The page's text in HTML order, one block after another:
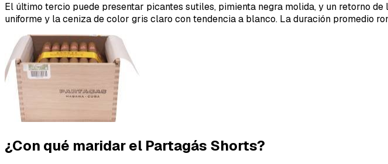
El último tercio puede presentar picantes sutiles, pimienta negra molida, y un retorno
uniforme y la ceniza de color gris claro con tendencia a blanco. La duración promedio
¿Con qué maridar el Partagás Shorts?